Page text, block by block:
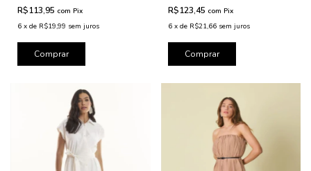
R$113,95 com Pix
6 x de R$19,99 sem juros
Comprar
R$123,45 com Pix
6 x de R$21,66 sem juros
Comprar